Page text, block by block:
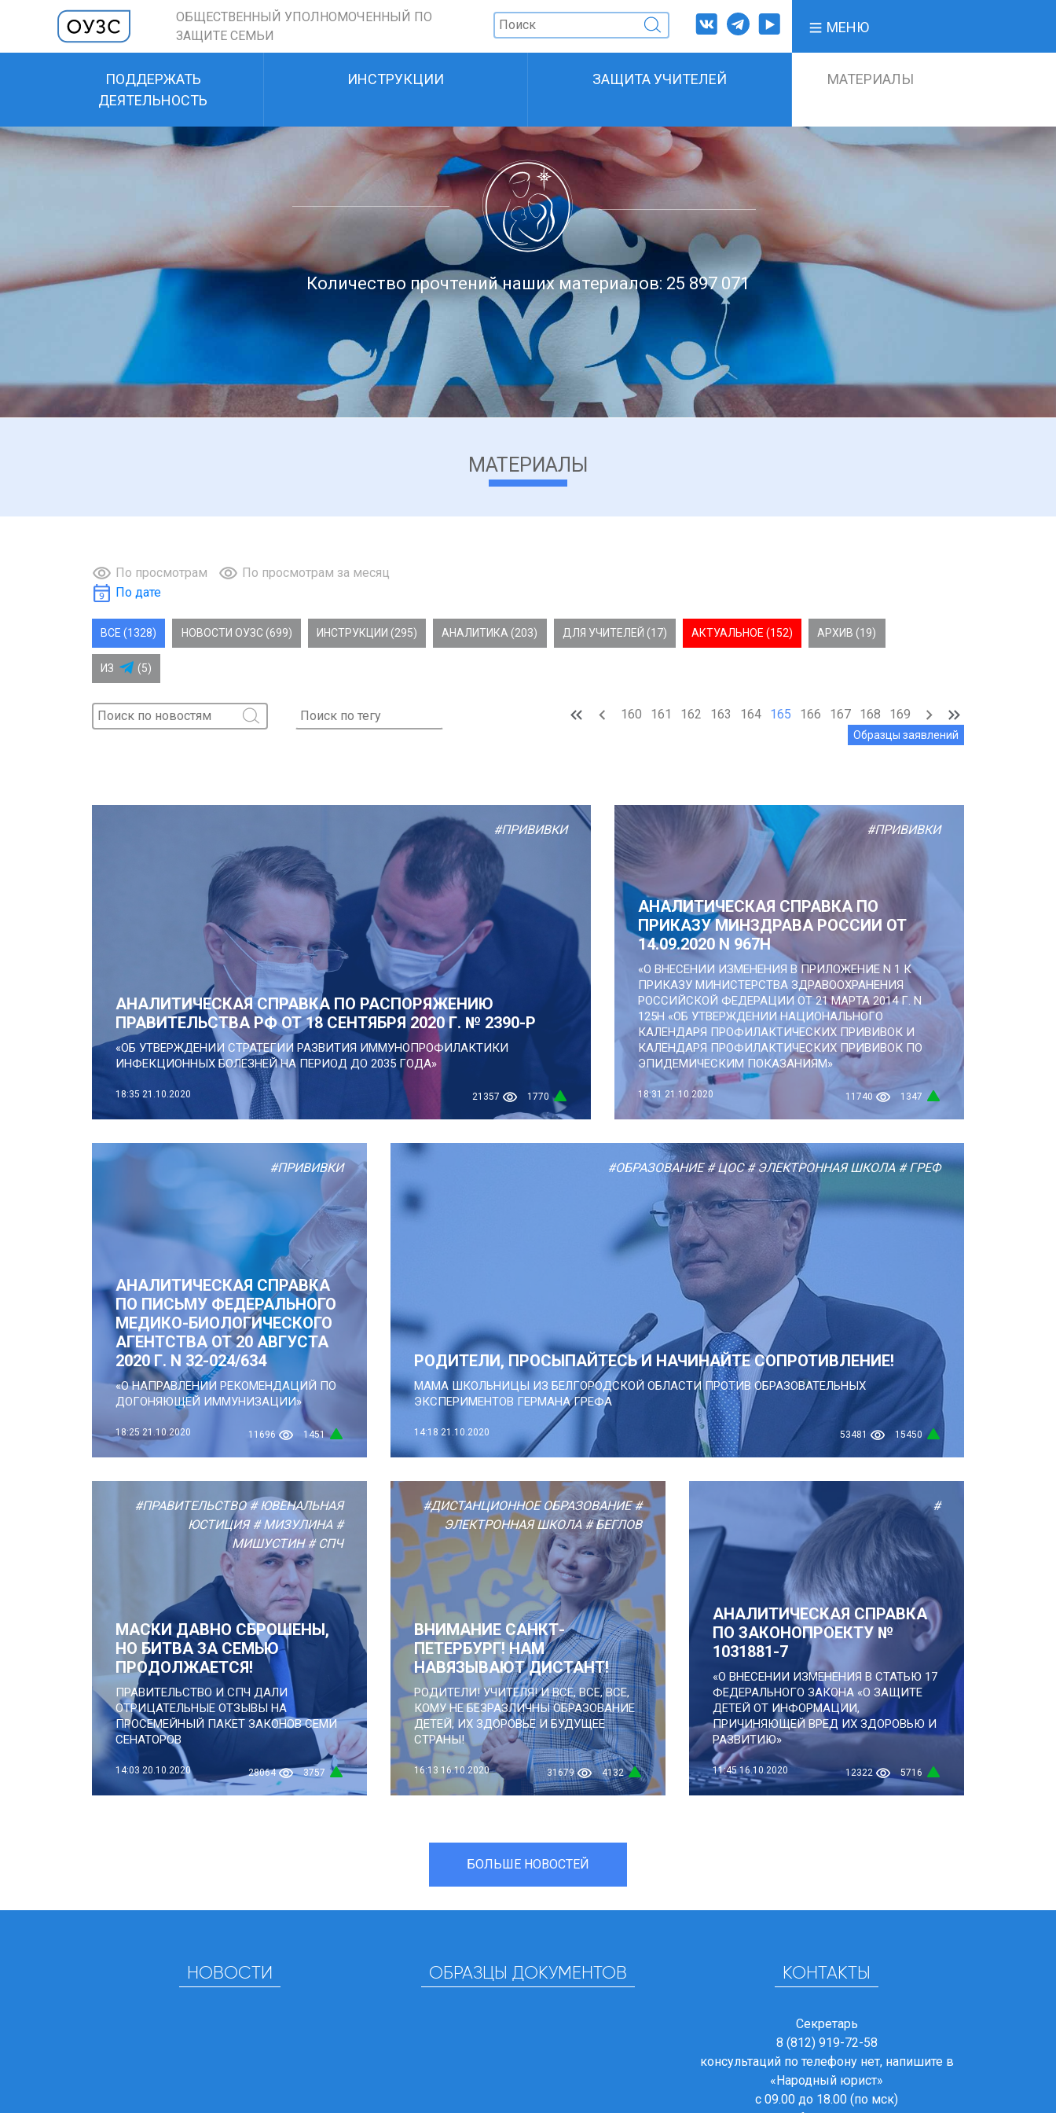
ОБЩЕСТВЕННЫЙ УПОЛНОМОЧЕННЫЙ ПО
ЗАЩИТЕ СЕМЬИ
МЕНЮ
ПОДДЕРЖАТЬ
ДЕЯТЕЛЬНОСТЬ
ИНСТРУКЦИИ ЗАЩИТА УЧИТЕЛЕЙ МАТЕРИАЛЫ
Количество прочтений наших материалов: 25 897 071
МАТЕРИАЛЫ
По просмотрам
По просмотрам за месяц
По дате
ВСЕ (1328) НОВОСТИ ОУЗС (699) ИНСТРУКЦИИ (295) АНАЛИТИКА (203) ДЛЯ УЧИТЕЛЕЙ (17) АКТУАЛЬНОЕ (152) АРХИВ (19)
ИЗ (5)
160 161 162 163 164 165 166 167 168 169
Образцы заявлений
#ПРИВИВКИ
АНАЛИТИЧЕСКАЯ СПРАВКА ПО РАСПОРЯЖЕНИЮ
ПРАВИТЕЛЬСТВА РФ ОТ 18 СЕНТЯБРЯ 2020 Г. № 2390-Р
«ОБ УТВЕРЖДЕНИИ СТРАТЕГИИ РАЗВИТИЯ ИММУНОПРОФИЛАКТИКИ
ИНФЕКЦИОННЫХ БОЛЕЗНЕЙ НА ПЕРИОД ДО 2035 ГОДА»
18:35 21.10.2020 21357 1770
#ПРИВИВКИ
АНАЛИТИЧЕСКАЯ СПРАВКА ПО
ПРИКАЗУ МИНЗДРАВА РОССИИ ОТ
14.09.2020 N 967Н
«О ВНЕСЕНИИ ИЗМЕНЕНИЯ В ПРИЛОЖЕНИЕ N 1 К
ПРИКАЗУ МИНИСТЕРСТВА ЗДРАВООХРАНЕНИЯ
РОССИЙСКОЙ ФЕДЕРАЦИИ ОТ 21 МАРТА 2014 Г. N
125Н «ОБ УТВЕРЖДЕНИИ НАЦИОНАЛЬНОГО
КАЛЕНДАРЯ ПРОФИЛАКТИЧЕСКИХ ПРИВИВОК И
КАЛЕНДАРЯ ПРОФИЛАКТИЧЕСКИХ ПРИВИВОК ПО
ЭПИДЕМИЧЕСКИМ ПОКАЗАНИЯМ»
18:31 21.10.2020 11740 1347
#ПРИВИВКИ
АНАЛИТИЧЕСКАЯ СПРАВКА
ПО ПИСЬМУ ФЕДЕРАЛЬНОГО
МЕДИКО-БИОЛОГИЧЕСКОГО
АГЕНТСТВА ОТ 20 АВГУСТА
2020 Г. N 32-024/634
«О НАПРАВЛЕНИИ РЕКОМЕНДАЦИЙ ПО
ДОГОНЯЮЩЕЙ ИММУНИЗАЦИИ»
18:25 21.10.2020 11696 1451
#ОБРАЗОВАНИЕ # ЦОС # ЭЛЕКТРОННАЯ ШКОЛА # ГРЕФ
РОДИТЕЛИ, ПРОСЫПАЙТЕСЬ И НАЧИНАЙТЕ СОПРОТИВЛЕНИЕ!
МАМА ШКОЛЬНИЦЫ ИЗ БЕЛГОРОДСКОЙ ОБЛАСТИ ПРОТИВ ОБРАЗОВАТЕЛЬНЫХ
ЭКСПЕРИМЕНТОВ ГЕРМАНА ГРЕФА
14:18 21.10.2020 53481 15450
#ПРАВИТЕЛЬСТВО # ЮВЕНАЛЬНАЯ
ЮСТИЦИЯ # МИЗУЛИНА #
МИШУСТИН # СПЧ
МАСКИ ДАВНО СБРОШЕНЫ,
НО БИТВА ЗА СЕМЬЮ
ПРОДОЛЖАЕТСЯ!
ПРАВИТЕЛЬСТВО И СПЧ ДАЛИ
ОТРИЦАТЕЛЬНЫЕ ОТЗЫВЫ НА
ПРОСЕМЕЙНЫЙ ПАКЕТ ЗАКОНОВ СЕМИ
СЕНАТОРОВ
14:03 20.10.2020 28064 3757
#ДИСТАНЦИОННОЕ ОБРАЗОВАНИЕ #
ЭЛЕКТРОННАЯ ШКОЛА # БЕГЛОВ
ВНИМАНИЕ САНКТ-
ПЕТЕРБУРГ! НАМ
НАВЯЗЫВАЮТ ДИСТАНТ!
РОДИТЕЛИ! УЧИТЕЛЯ! И ВСЕ, ВСЕ, ВСЕ,
КОМУ НЕ БЕЗРАЗЛИЧНЫ ОБРАЗОВАНИЕ
ДЕТЕЙ, ИХ ЗДОРОВЬЕ И БУДУЩЕЕ
СТРАНЫ!
16:13 16.10.2020 31679 4132
#
АНАЛИТИЧЕСКАЯ СПРАВКА
ПО ЗАКОНОПРОЕКТУ №
1031881-7
«О ВНЕСЕНИИ ИЗМЕНЕНИЯ В СТАТЬЮ 17
ФЕДЕРАЛЬНОГО ЗАКОНА «О ЗАЩИТЕ
ДЕТЕЙ ОТ ИНФОРМАЦИИ,
ПРИЧИНЯЮЩЕЙ ВРЕД ИХ ЗДОРОВЬЮ И
РАЗВИТИЮ»
11:45 16.10.2020 12322 5716
БОЛЬШЕ НОВОСТЕЙ
НОВОСТИ ОБРАЗЦЫ ДОКУМЕНТОВ КОНТАКТЫ
Секретарь
8 (812) 919-72-58
консультаций по телефону нет, напишите в
«Народный юрист»
с 09.00 до 18.00 (по мск)